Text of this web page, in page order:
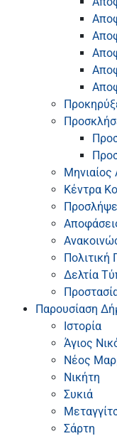
Μηνιαίος
Κέντρα
Πολιτική
Δελτία
Παρουσίαση
Ιστορία
Άγιος
Νέος
Νικήτη
Συκιά
Σάρτη